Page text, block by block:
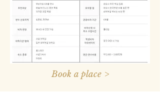
Book a place >